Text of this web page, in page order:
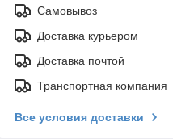
Самовывоз
Доставка курьером
Доставка почтой
Транспортная компания
Все условия доставки